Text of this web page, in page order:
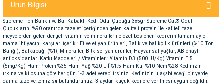
Su Kabları
Ürün Bilgisi
Supreme Ton Balıklı ve Bal Kabaklı Kedi Ödül Çubuğu 3x5gr Supreme Cat® Ödül
Çubuklarını %90 oranında taze et içeriğinden gelen kaliteli protein ile kaliteli taze
meyvelerden gelen dengeli vitamin ve mineraller ile özel beslenen kedilerin tamamlayıcı
mama ihtiyacını karşılar. İçerik : Et ve et yan ürünleri, Balık ve balıkçılık ürünleri (%10 Ton
Balığı), Balkabağı (%1), Mineraller, Bitkisel yan ürünler, Hayvansal yağlar, AB onaylı
antioksidanlar. Katkı Maddeleri / Vitaminler : Vitamin D3 (500 IU/Kg) Vitamin E 5
(5mg/Kg) Ham Protein %35 Ham Yağ %20 Lif %1.5 Ham Kül %10 Nem %28 Kedinizin
ırkına ve kilosuna göre her gün 1-3 adet verebilirsiniz. Kedinizin ulaşabileceği bir yerde
daima taze ve temiz su bulundurunuz. 3 aydan küçük kedilere verilmesi uygun değildir.